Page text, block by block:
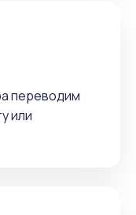
переводим
или